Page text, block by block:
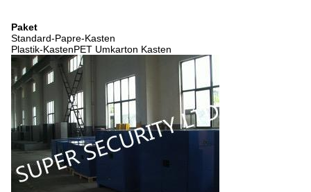
Paket
Standard-Papre-Kasten
Plastik-KastenPET Umkarton Kasten